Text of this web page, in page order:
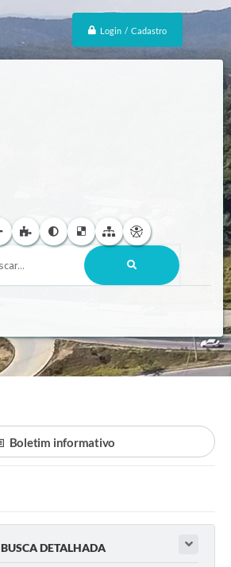
Login / Cadastro
Boletim informativo
BUSCA DETALHADA